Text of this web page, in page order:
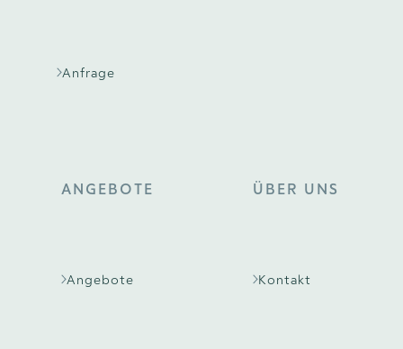
Anfrage
ANGEBOTE
Angebote
ÜBER UNS
Kontakt